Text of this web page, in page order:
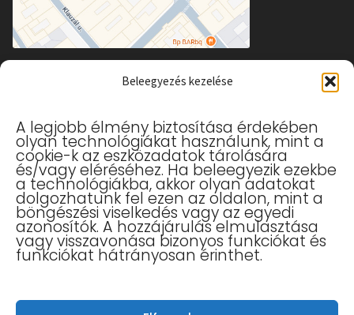
Beleegyezés kezelése
A legjobb élmény biztosítása érdekében
olyan technológiákat használunk, mint a
cookie-k az eszközadatok tárolására
és/vagy eléréséhez. Ha beleegyezik ezekbe
a technológiákba, akkor olyan adatokat
dolgozhatunk fel ezen az oldalon, mint a
böngészési viselkedés vagy az egyedi
azonosítók. A hozzájárulás elmulasztása
vagy visszavonása bizonyos funkciókat és
funkciókat hátrányosan érinthet.
Allergia elleni maszk
Gyerek szájmaszk
Kesztyűk
Szájmaszk – Kezelési Útmutató
Vásárlási Tájékoztató
Tudástár
Általános Szerződési Feltételek